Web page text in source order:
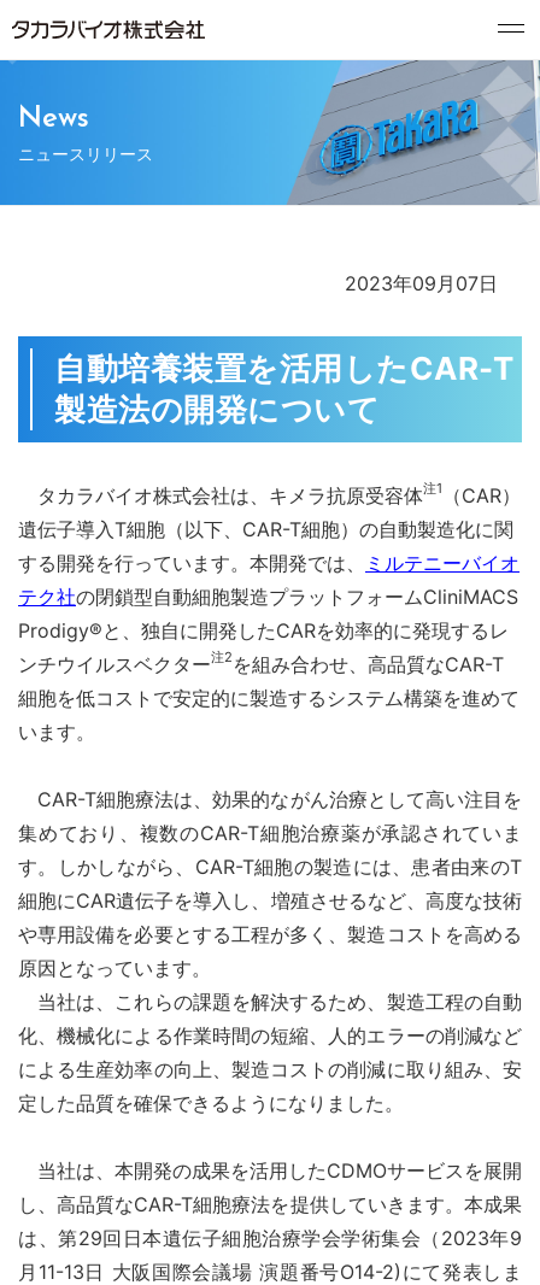
News
ニュースリリース
2023年09月07日
自動培養装置を活用したCAR-T
製造法の開発について
タカラバイオ株式会社は、キメラ抗原受容体注1 （CAR）
遺伝子導入T細胞（以下、CAR-T細胞）の自動製造化に関
する開発を行っています。本開発では、
ミルテニーバイオ
テク社の閉鎖型自動細胞製造プラットフォームCliniMACS
Prodigy®と、独自に開発したCARを効率的に発現するレ
ンチウイルスベクター注2 を組み合わせ、高品質なCAR-T
細胞を低コストで安定的に製造するシステム構築を進めて
います。
CAR-T細胞療法は、効果的ながん治療として高い注目を
集めており、複数のCAR-T細胞治療薬が承認されていま
す。しかしながら、CAR-T細胞の製造には、患者由来のT
細胞にCAR遺伝子を導入し、増殖させるなど、高度な技術
や専用設備を必要とする工程が多く、製造コストを高める
原因となっています。
当社は、これらの課題を解決するため、製造工程の自動
化、機械化による作業時間の短縮、人的エラーの削減など
による生産効率の向上、製造コストの削減に取り組み、安
定した品質を確保できるようになりました。
当社は、本開発の成果を活用したCDMOサービスを展開
し、高品質なCAR-T細胞療法を提供していきます。本成果
は、第29回日本遺伝子細胞治療学会学術集会（2023年9
月11-13日 大阪国際会議場 演題番号O14-2)にて発表しま